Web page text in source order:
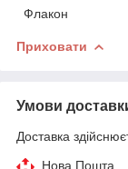
Флакон
Приховати
Умови
Доставка
Нова Пошта